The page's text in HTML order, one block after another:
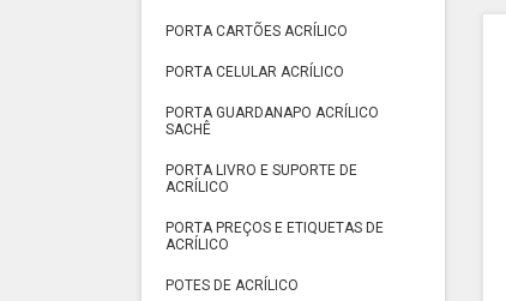
PORTA CARTÕES ACRÍLICO
PORTA CELULAR ACRÍLICO
PORTA GUARDANAPO ACRÍLICO
SACHÊ
PORTA LIVRO E SUPORTE DE
ACRÍLICO
PORTA PREÇOS E ETIQUETAS DE
ACRÍLICO
POTES DE ACRÍLICO